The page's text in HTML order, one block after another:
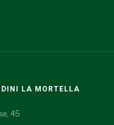
LA MORTELLA
45